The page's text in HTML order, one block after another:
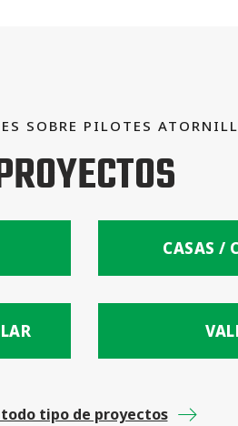
SOBRE PILOTES
CASAS /
tipo de proyectos